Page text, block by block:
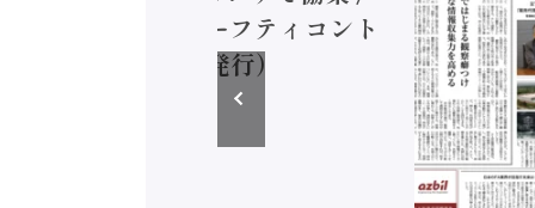
安全に動かすセーフティコント
（2026年8月5日発行）